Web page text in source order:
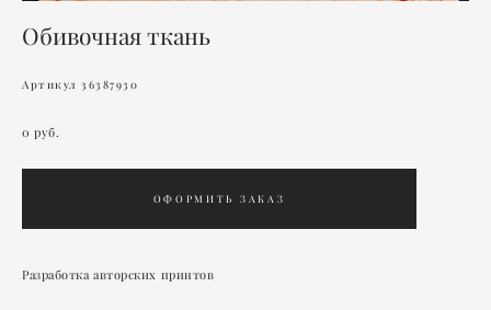
Обивочная ткань
Артикул 36387930
0 pуб.
ОФОРМИТЬ ЗАКАЗ
Разработка авторских принтов